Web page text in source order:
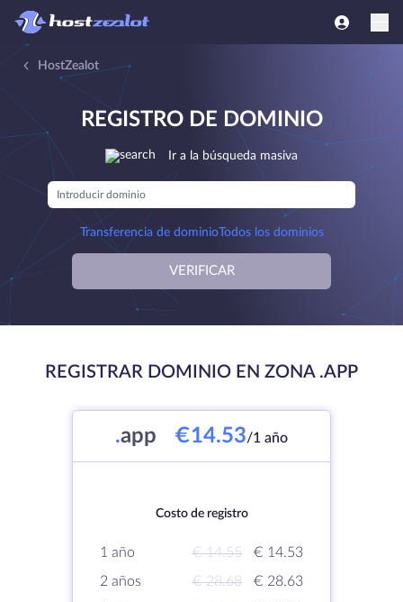
HostZealot
REGISTRO DE DOMINIO
Ir a la búsqueda masiva
Transferencia de dominioTodos los dominios
VERIFICAR
REGISTRAR DOMINIO EN ZONA .APP
.app €14.53/1 año
Costo de registro
1 año € 14.55
€ 14.53
2 años
€ 28.68
€ 28.63